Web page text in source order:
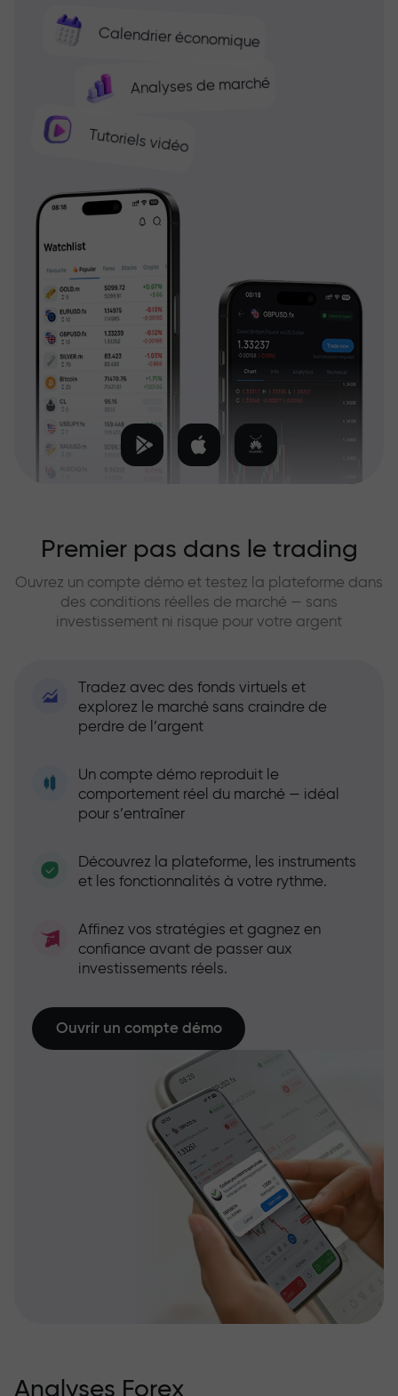
Calendrier économique
Analyses de marché
Tutoriels vidéo
Premier pas dans le trading
Ouvrez un compte démo et testez la plateforme dans
des conditions réelles de marché — sans
investissement ni risque pour votre argent
Tradez avec des fonds virtuels et
explorez le marché sans craindre de
perdre de l’argent
Un compte démo reproduit le
comportement réel du marché — idéal
pour s’entraîner
Découvrez la plateforme, les instruments
et les fonctionnalités à votre rythme.
Affinez vos stratégies et gagnez en
confiance avant de passer aux
investissements réels.
Ouvrir un compte démo
Analyses Forex